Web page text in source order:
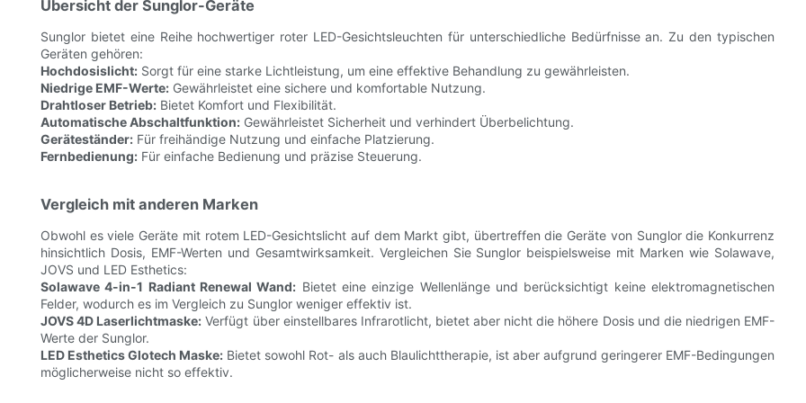
Übersicht der Sunglor-Geräte
Sunglor bietet eine Reihe hochwertiger roter LED-Gesichtsleuchten für unterschiedliche Bedürfnisse an. Zu den typischen
Geräten gehören:
Hochdosislicht: Sorgt für eine starke Lichtleistung, um eine effektive Behandlung zu gewährleisten.
Niedrige EMF-Werte: Gewährleistet eine sichere und komfortable Nutzung.
Drahtloser Betrieb: Bietet Komfort und Flexibilität.
Automatische Abschaltfunktion: Gewährleistet Sicherheit und verhindert Überbelichtung.
Geräteständer: Für freihändige Nutzung und einfache Platzierung.
Fernbedienung: Für einfache Bedienung und präzise Steuerung.
Vergleich mit anderen Marken
Obwohl es viele Geräte mit rotem LED-Gesichtslicht auf dem Markt gibt, übertreffen die Geräte von Sunglor die Konkurrenz
hinsichtlich Dosis, EMF-Werten und Gesamtwirksamkeit. Vergleichen Sie Sunglor beispielsweise mit Marken wie Solawave,
JOVS und LED Esthetics:
Solawave 4-in-1 Radiant Renewal Wand: Bietet eine einzige Wellenlänge und berücksichtigt keine elektromagnetischen
Felder, wodurch es im Vergleich zu Sunglor weniger effektiv ist.
JOVS 4D Laserlichtmaske: Verfügt über einstellbares Infrarotlicht, bietet aber nicht die höhere Dosis und die niedrigen EMF-
Werte der Sunglor.
LED Esthetics Glotech Maske: Bietet sowohl Rot- als auch Blaulichttherapie, ist aber aufgrund geringerer EMF-Bedingungen
möglicherweise nicht so effektiv.